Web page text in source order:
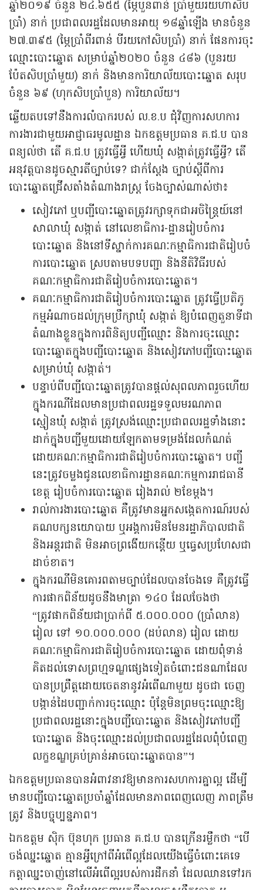
ឆ្នាំ២០១៩ ចំនួន ២៤.៦៥៥ (ម្ភៃបួនពាន់ ប្រាំមួយរយហាសិប
ប្រាំ) នាក់ ប្រជាពលរដ្ឋដែលមានអាយុ ១៨ឆ្នាំឡើង មានចំនួន
២៧.៣៩៥ (ម្ភៃប្រាំពីរពាន់ បីរយកៅសិបប្រាំ) នាក់ ផែនការចុះ
ឈ្មោះបោះឆ្នោត សម្រាប់ឆ្នាំ២០២០ ចំនួន ៤៨៦ (បួនរយ
ប៉ែតសិបប្រាំមួយ) នាក់ និងមានការិយាល័យបោះឆ្នោត សរុប
ចំនួន ៦៩ (ហុកសិបប្រាំបួន) ការិយាល័យ។
ឆ្លើយតបទៅនឹងការលំបាករបស់ ល.ខ.ប ជុំវិញការសហការ
ការងារជាមួយអាជ្ញាធរមូលដ្ឋាន ឯកឧត្តមប្រធាន គ.ជ.ប បាន
ពន្យល់ថា តើ គ.ជ.ប ត្រូវធ្វើអ្វី ហើយឃុំ សង្កាត់ត្រូវធ្វើអ្វី? តើ
អនុវត្តបានដូចស្មារតីច្បាប់ទេ? ជាក់ស្តែង ច្បាប់ស្ដីពីការ
បោះឆ្នោតជ្រើសតាំងតំណាងរាស្ត្រ ចែងច្បាស់ណាស់ថា៖
សៀវភៅ ឬបញ្ជីបោះឆ្នោតត្រូវរក្សាទុកជាអចិន្ត្រៃយ៍នៅ
សាលាឃុំ សង្កាត់ នៅលេខាធិការ-ដ្ឋានរៀបចំការ
បោះឆ្នោត និងនៅទីស្នាក់ការគណៈកម្មាធិការជាតិរៀបចំ
ការបោះឆ្នោត ស្របតាមបទបញ្ជា និងនីតិវិធីរបស់
គណៈកម្មាធិការជាតិរៀបចំការបោះឆ្នោត។
គណៈកម្មាធិការជាតិរៀបចំការបោះឆ្នោត ត្រូវធ្វើប្រតិភូ
កម្មអំណាចដល់ក្រុមប្រឹក្សាឃុំ សង្កាត់ ឱ្យបំពេញតួនាទីជា
តំណាងខ្លួនក្នុងការពិនិត្យបញ្ជីឈ្មោះ និងការចុះឈ្មោះ
បោះឆ្នោតក្នុងបញ្ជីបោះឆ្នោត និងសៀវភៅបញ្ជីបោះឆ្នោត
សម្រាប់ឃុំ សង្កាត់។
បន្ទាប់ពីបញ្ជីបោះឆ្នោតត្រូវបានផ្ដល់សុពលភាពរួចហើយ
ក្នុងករណីដែលមានប្រជាពលរដ្ឋទទួលមរណភាព
ស្មៀនឃុំ សង្កាត់ ត្រូវស្រង់ឈ្មោះប្រជាពលរដ្ឋទាំងនោះ
ដាក់ក្នុងបញ្ជីមួយដោយឡែកតាមទម្រង់ដែលកំណត់
ដោយគណៈកម្មាធិការជាតិរៀបចំការបោះឆ្នោត។ បញ្ជី
នេះត្រូវចម្លងជូនលេខាធិការដ្ឋានគណៈកម្មការរាជធានី
ខេត្ត រៀបចំការបោះឆ្នោត រៀងរាល់ ២ខែម្ដង។
រាល់ការងារបោះឆ្នោត គឺត្រូវមានអ្នកសង្កេតការណ៍របស់
គណបក្សនយោបាយ ឬអង្គការមិនមែនរដ្ឋាភិបាលជាតិ
និងអន្តរជាតិ មិនអាចព្រងើយកន្តើយ ឬធ្វេសប្រហែសជា
ដាច់ខាត។
ក្នុងករណីមិនគោរពតាមច្បាប់ដែលបានចែងទេ គឺត្រូវធ្វើ
ការផាកពិន័យដូចនឹងមាត្រា ១៤០ ដែលចែងថា
“ត្រូវផាកពិន័យជាប្រាក់ពី ៥.០០០.០០០ (ប្រាំលាន)
រៀល ទៅ ១០.០០០.០០០ (ដប់លាន) រៀល ដោយ
គណៈកម្មាធិការជាតិរៀបចំការបោះឆ្នោត ដោយពុំទាន់
គិតដល់ទោសព្រហ្មទណ្ឌផ្សេងទៀតចំពោះជនណាដែល
បានប្រព្រឹត្តដោយចេតនានូវអំពើណាមួយ ដូចជា ចេញ
បង្កាន់ដៃបញ្ជាក់ការចុះឈ្មោះ ប៉ុន្តែមិនព្រមចុះឈ្មោះឱ្យ
ប្រជាពលរដ្ឋនោះក្នុងបញ្ជីបោះឆ្នោត និងសៀវភៅបញ្ជី
បោះឆ្នោត និងចុះឈ្មោះដល់ប្រជាពលរដ្ឋដែលពុំបំពេញ
លក្ខខណ្ឌគ្រប់គ្រាន់អាចបោះឆ្នោតបាន”។
ឯកឧត្តមប្រធានបានអំពាវនាវឱ្យមានការសហការគ្នាល្អ ដើម្បី
មានបញ្ជីបោះឆ្នោតប្រចាំឆ្នាំដែលមានភាពពេញលេញ ភាពត្រឹម
ត្រូវ និងបច្ចុប្បន្នភាព។
ឯកឧត្តម ស៊ិក ប៊ុនហុក ប្រធាន គ.ជ.ប បានក្រើនរម្លឹកថា “បើ
ចង់ឈ្នះឆ្នោត គ្មានអ្វីក្រៅពីអំពើល្អដែលយើងធ្វើចំពោះគេទេ
កត្តាឈ្នះចាញ់នៅលើអំពើល្អរបស់ការដឹកនាំ ដែលឈានទៅរក